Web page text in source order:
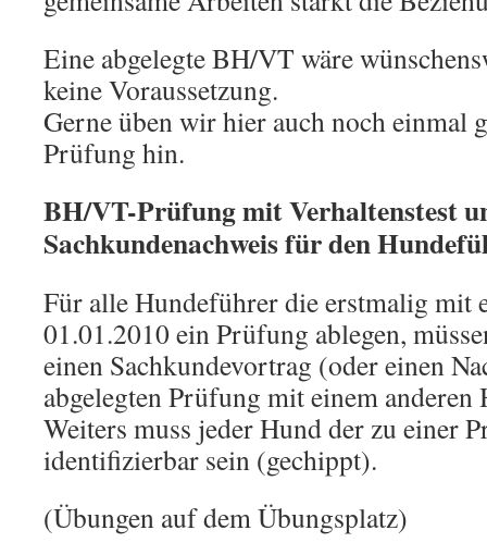
Eine abgelegte BH/VT wäre
keine Voraussetzung.
Gerne üben wir hier auch noch einmal
Prüfung hin.
BH/VT-Prüfung mit Verhaltenstest
Sachkundenachweis für den
Für alle Hundeführer die erstmalig mit
01.01.2010 ein Prüfung ablegen,
einen Sachkundevortrag (oder einen
abgelegten Prüfung mit einem
Weiters muss jeder Hund der zu einer
identifizierbar sein (gechippt).
(Übungen auf dem Übungsplatz)